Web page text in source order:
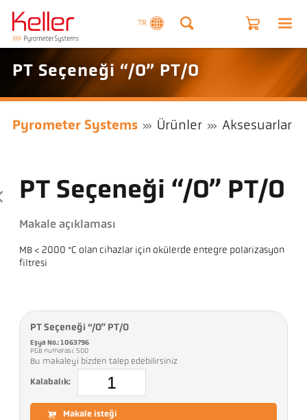
TR
PT Seçeneği “/O” PT/O
Pyrometer Systems Ürünler Aksesuarlar
PT Seçeneği “/O” PT/O
Makale açıklaması
MB < 2000 °C olan cihazlar için okülerde entegre polarizasyon
filtresi
PT Seçeneği “/O” PT/O
Eşya No.: 1063796
PGB numarası: 500
Bu makaleyi bizden talep edebilirsiniz
Kalabalık:
Makale isteği